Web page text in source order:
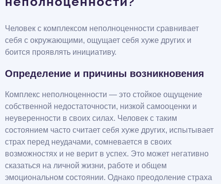
Человек с комплексом неполноценности сравнивает
себя с окружающими, ощущает себя хуже других и
боится проявлять инициативу.
Определение и причины возникновения
Комплекс неполноценности — это стойкое ощущение
собственной недостаточности, низкой самооценки и
неуверенности в своих силах. Человек с таким
состоянием часто считает себя хуже других, испытывает
страх перед неудачами, сомневается в своих
возможностях и не верит в успех. Это может негативно
сказаться на личной жизни, работе и общем
эмоциональном состоянии. Однако преодоление страха